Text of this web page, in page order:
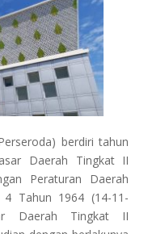
berdiri tahun
Daerah Tingkat II
Peraturan Daerah
Tahun 1964 (14-11-
Daerah Tingkat II